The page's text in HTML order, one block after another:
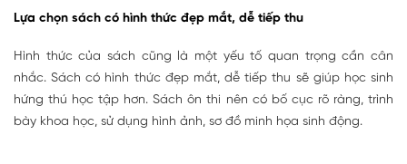
Lựa chọn sách có hình thức đẹp mắt, dễ tiếp thu
Hình thức của sách cũng là một yếu tố quan trọng cần cân
nhắc. Sách có hình thức đẹp mắt, dễ tiếp thu sẽ giúp học sinh
hứng thú học tập hơn. Sách ôn thi nên có bố cục rõ ràng, trình
bày khoa học, sử dụng hình ảnh, sơ đồ minh họa sinh động.